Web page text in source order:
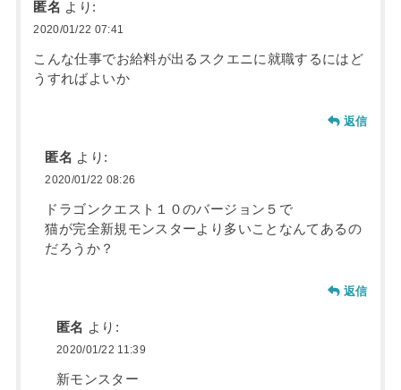
匿名 より:
2020/01/22 07:41
こんな仕事でお給料が出るスクエニに就職するにはど
うすればよいか
返信
匿名 より:
2020/01/22 08:26
ドラゴンクエスト１０のバージョン５で
猫が完全新規モンスターより多いことなんてあるの
だろうか？
返信
匿名 より:
2020/01/22 11:39
新モンスター